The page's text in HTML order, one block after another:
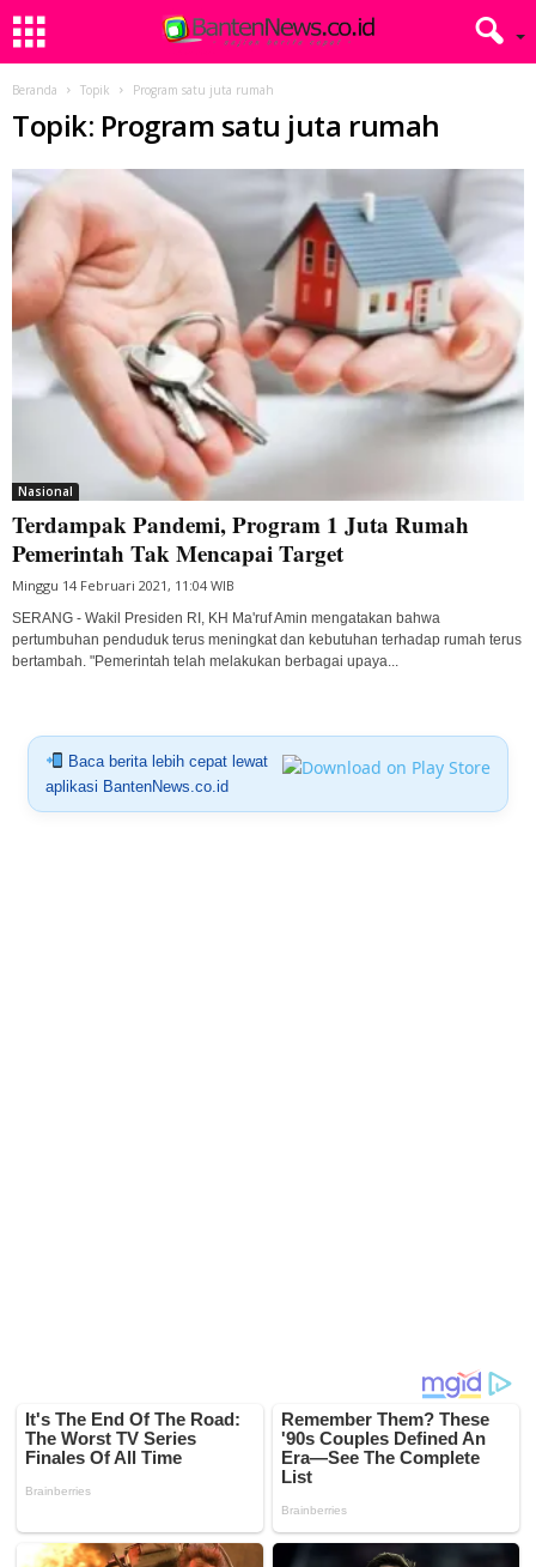
Beranda Topik Program satu juta rumah
Topik: Program satu juta rumah
Nasional
Terdampak Pandemi, Program 1 Juta Rumah
Pemerintah Tak Mencapai Target
Minggu 14 Februari 2021, 11:04 WIB
SERANG - Wakil Presiden RI, KH Ma'ruf Amin mengatakan bahwa
pertumbuhan penduduk terus meningkat dan kebutuhan terhadap rumah terus
bertambah. "Pemerintah telah melakukan berbagai upaya...
Baca berita lebih cepat lewat
aplikasi BantenNews.co.id